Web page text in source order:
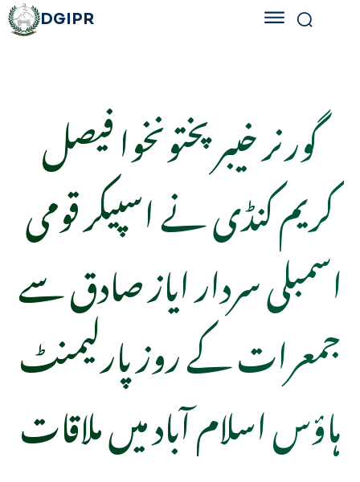
DGIPR
گورنر خیبر پختونخوا فیصل
کریم کنڈی نے اسپیکر قومی
اسمبلی سردار ایاز صادق سے
جمعرات کے روز پارلیمنٹ
ہاؤس اسلام آباد میں ملاقات